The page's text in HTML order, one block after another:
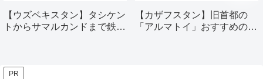
【ウズベキスタン】タシケン
トからサマルカンドまで鉄道
【カザフスタン】旧首都の
「アルマトイ」おすすめの観
PR